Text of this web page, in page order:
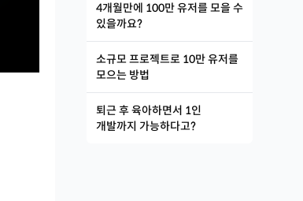
4개월만에 100만 유저를 모을 수
있을까요?
소규모 프로젝트로 10만 유저를
모으는 방법
퇴근 후 육아하면서 1인
개발까지 가능하다고?